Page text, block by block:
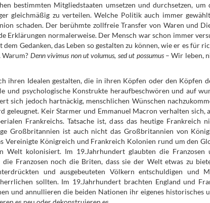
bestimmten Mitgliedstaaten umsetzen und durchsetzen, um
gleichmäßig zu verteilen. Welche Politik auch immer
schaden. Der berühmte zollfreie Transfer von Waren und
Erklärungen normalerweise. Der Mensch war schon immer
Gedanken, das Leben so gestalten zu können, wie er es für
Denn vivimus non ut volumus, sed ut possumus– Wir leben,
ihren Idealen gestalten, die in ihren Köpfen oder den Köpfen
und psychologische Konstrukte heraufbeschwören und auf
sich jedoch hartnäckig, menschlichen Wünschen
geleugnet. Keir Starmer und Emmanuel Macron verhalten sich,
Frankreichs. Tatsache ist, dass das heutige Frankreich
Großbritannien ist auch nicht das Großbritannien von
Vereinigte Königreich und Frankreich Kolonien rund um den
Welt kolonisiert. Im 19.Jahrhundert glaubten die
Franzosen noch die Briten, dass sie der Welt etwas zu
und ausgebeuteten Völkern entschuldigen und
sollten. Im 19.Jahrhundert brachten England und
und annullieren die beiden Nationen ihr eigenes historisches